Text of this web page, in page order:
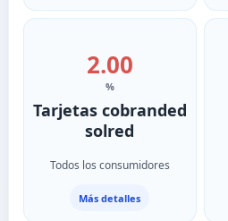
2.00
%
Tarjetas cobranded
solred
Todos los consumidores
Más detalles